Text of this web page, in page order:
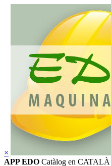
×
APP EDO Catàlog en CATALÀ